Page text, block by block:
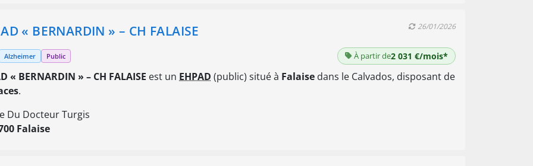
« BERNARDIN » – CH FALAISE 26/01/2026
Alzheimer Public À partir de2 031 €/mois*
« BERNARDIN » – CH FALAISE est un EHPAD (public) situé à Falaise dans le Calvados, disposant de
.
Du Docteur Turgis
Falaise